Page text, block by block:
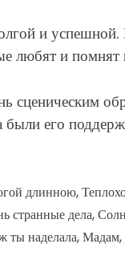
и успешной.
любят и
его
длинною,
странные дела,
ты наделала, Мадам,